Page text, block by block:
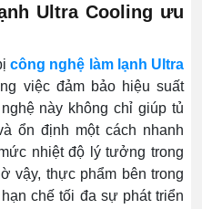
Ultra Cooling ưu
công nghệ làm lạnh Ultra
việc đảm bảo hiệu suất
này không chỉ giúp tủ
ổn định một cách nhanh
nhiệt độ lý tưởng trong
vậy, thực phẩm bên trong
chế tối đa sự phát triển